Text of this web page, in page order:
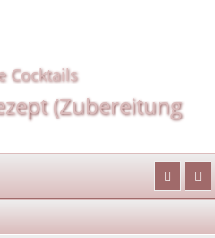
Cocktails
(Zubereitung